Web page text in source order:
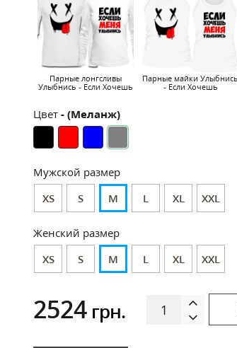
Парные лонгсливы
Улыбнись - Если Хочешь
Парные майки Улыбнись
- Если Хочешь
Цвет - (Меланж)
Мужской размер
XS
S M L XL XXL
Женский размер
XS
S M L XL XXL
2524 грн.